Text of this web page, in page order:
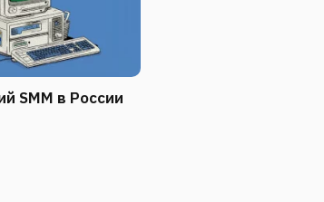
SMM в России